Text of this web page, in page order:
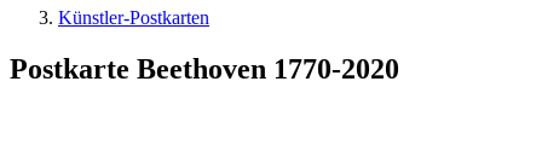
Künstler-Postkarten
Postkarte Beethoven 1770-2020